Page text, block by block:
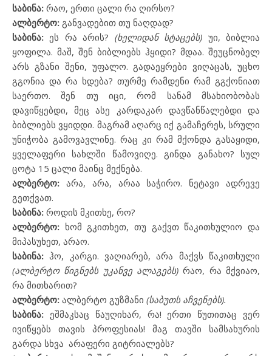
საბინა: რაო, ერთი ცალი რა ღირსო?
ალბერტო: განვადებით თუ ნაღდად?
საბინა: ეს რა არის? (ხელიდან სტაცებს) უი, ბიბლია
ყოფილა. მაშ, შენ ბიბლიებს ჰყიდი? მდაა. შეუცნობელ
არს გზანი შენი, უფალო. გადაეყრები ვიღაცას, უცხო
გგონია და რა ხდება? თურმე რამდენი რამ გგქონიათ
საერთო. შენ თუ იცი, რომ სანამ მსახიობობას
დავიწყებდი, მეც ასე კარდაკარ დავწანწალებდი და
ბიბლიებს ვყიდდი. მაგრამ აღარც იქ გამაჩერეს, სრული
უნიჭობა გამოვავლინე. რაც კი რამ მქონდა გასაყიდი,
ყველაფერი სახლში წამოვიღე. გინდა განახო? სულ
ცოტა 15 ცალი მაინც მექნება.
ალბერტო: არა, არა, არაა საჭირო. ნეტავი ადრევე
გეთქვათ.
საბინა: როდის მკითხე, რო?
ალბერტო: ხომ გკითხეთ, თუ გაქვთ წაკითხულიო და
მიპასუხეთ, არაო.
საბინა:ჰო, კარგი. ვაღიარებ, არა მაქვს წაკითხული
(ალბერტო წიგნებს უკანვე ალაგებს) რაო, რა მქვიაო,
რა მითხარით?
ალბერტო: ალბერტო გუზმანი (საბუთს აჩვენებს).
საბინა: ეშმაკსაც წაუღიხარ, რა! ერთი წუთითაც ვერ
ივიწყებს თავის პროფესიას! მაგ თავში სამსახურის
გარდა სხვა არაფერი გიტრიალებს?